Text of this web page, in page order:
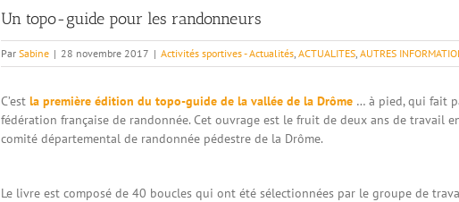
Un topo-guide pour les randonneurs
ParSabine | 28 novembre 2017 | Activités sportives - Actualités ,ACTUALITES ,AUTRES
C’est la première édition du topo-guide de la vallée de la Drôme … à pied, qui fait
fédération française de randonnée. Cet ouvrage est le fruit de deux ans de travail
comité départemental de randonnée pédestre de la Drôme.
Le livre est composé de 40 boucles qui ont été sélectionnées par le groupe de